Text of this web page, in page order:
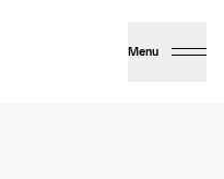
Menu